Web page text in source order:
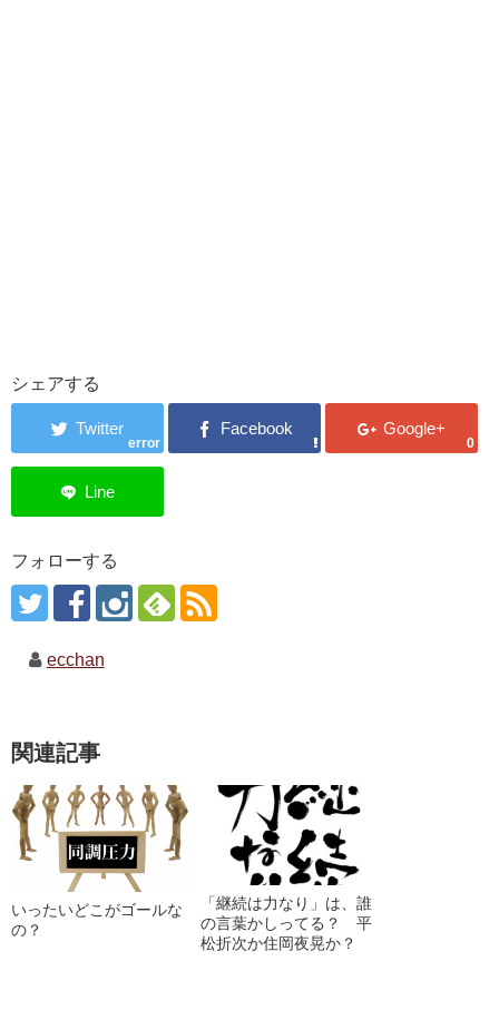
シェアする
error 0
フォローする
ecchan
関連記事
いったいどこがゴールな
の？
「継続は力なり」は、誰
の言葉かしってる？ 平
松折次か住岡夜晃か？